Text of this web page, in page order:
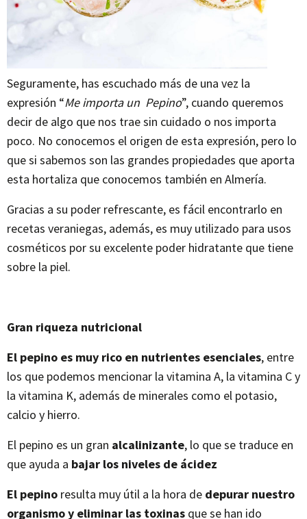
Seguramente, has escuchado más de una vez la
expresión “Me importa un Pepino”, cuando queremos
decir de algo que nos trae sin cuidado o nos importa
poco. No conocemos el origen de esta expresión, pero lo
que si sabemos son las grandes propiedades que aporta
esta hortaliza que conocemos también en Almería.
Gracias a su poder refrescante, es fácil encontrarlo en
recetas veraniegas, además, es muy utilizado para usos
cosméticos por su excelente poder hidratante que tiene
sobre la piel.
Gran riqueza nutricional
El pepino es muy rico en nutrientes esenciales, entre
los que podemos mencionar la vitamina A, la vitamina C y
la vitamina K, además de minerales como el potasio,
calcio y hierro.
El pepino es un gran alcalinizante, lo que se traduce en
que ayuda a bajar los niveles de ácidez
El pepino resulta muy útil a la hora de depurar nuestro
organismo y eliminar las toxinas que se han ido